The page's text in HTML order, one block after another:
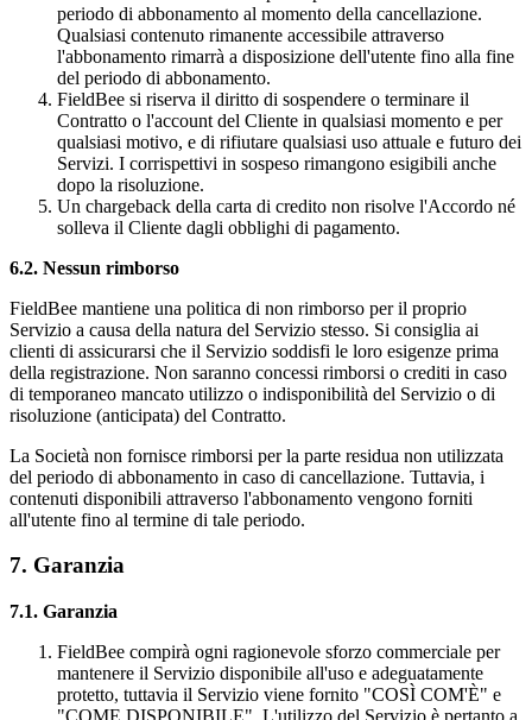
periodo di abbonamento al momento della cancellazione.
Qualsiasi contenuto rimanente accessibile attraverso
l'abbonamento rimarrà a disposizione dell'utente fino alla fine
del periodo di abbonamento.
FieldBee si riserva il diritto di sospendere o terminare il
Contratto o l'account del Cliente in qualsiasi momento e per
qualsiasi motivo, e di rifiutare qualsiasi uso attuale e futuro dei
Servizi. I corrispettivi in sospeso rimangono esigibili anche
dopo la risoluzione.
Un chargeback della carta di credito non risolve l'Accordo né
solleva il Cliente dagli obblighi di pagamento.
6.2. Nessun rimborso
FieldBee mantiene una politica di non rimborso per il proprio
Servizio a causa della natura del Servizio stesso. Si consiglia ai
clienti di assicurarsi che il Servizio soddisfi le loro esigenze prima
della registrazione. Non saranno concessi rimborsi o crediti in caso
di temporaneo mancato utilizzo o indisponibilità del Servizio o di
risoluzione (anticipata) del Contratto.
La Società non fornisce rimborsi per la parte residua non utilizzata
del periodo di abbonamento in caso di cancellazione. Tuttavia, i
contenuti disponibili attraverso l'abbonamento vengono forniti
all'utente fino al termine di tale periodo.
7. Garanzia
7.1. Garanzia
FieldBee compirà ogni ragionevole sforzo commerciale per
mantenere il Servizio disponibile all'uso e adeguatamente
protetto, tuttavia il Servizio viene fornito "COSÌ COM'È" e